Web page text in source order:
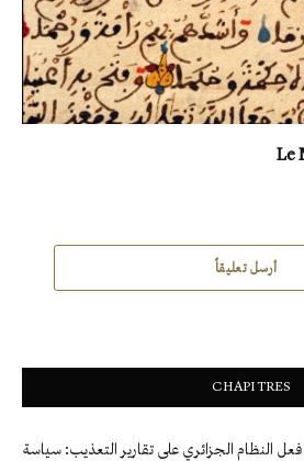
Le
أرسل تعليقاً
CHAPITRES
النظام الجزائري على تقارير التعذيب: سياسة